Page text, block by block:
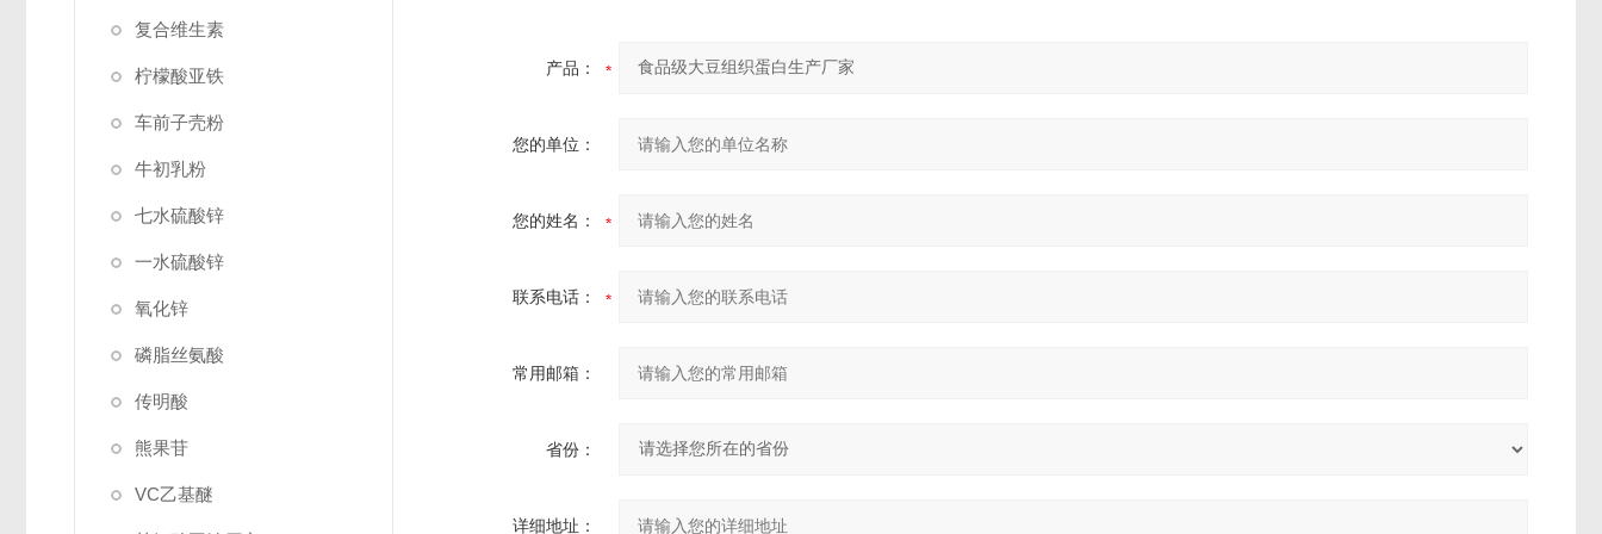
复合维生素
柠檬酸亚铁
车前子壳粉
牛初乳粉
七水硫酸锌
一水硫酸锌
氧化锌
磷脂丝氨酸
传明酸
熊果苷
VC乙基醚
产品：
您的单位：
您的姓名：
联系电话：
常用邮箱：
省份：
详细地址：